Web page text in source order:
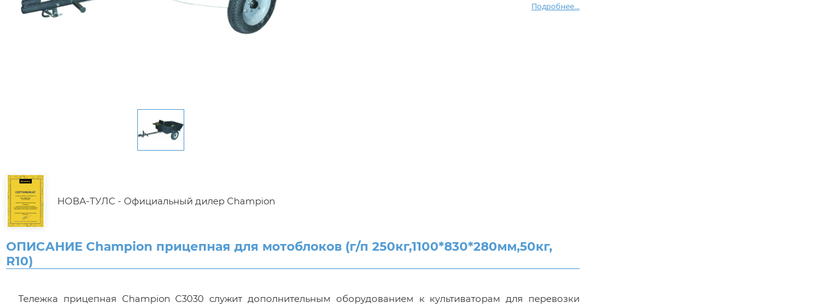
НОВА-ТУЛС - Официальный дилер Champion
Подробнее...
ОПИСАНИЕ Champion прицепная для мотоблоков (г/п 250кг,1100*830*280мм,50кг,
R10)
Тележка прицепная Champion C3030 служит дополнительным оборудованием к культиваторам для перевозки